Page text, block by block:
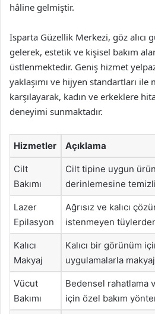
hâline gelmiştir.
Isparta Güzellik Merkezi, göz alıcı
gelerek, estetik ve kişisel bakım
üstlenmektedir. Geniş hizmet
yaklaşımı ve hijyen standartları
karşılayarak, kadın ve erkeklere
deneyimi sunmaktadır.
Hizmetler Açıklama
Cilt
Bakımı
Cilt tipine uygun
derinlemesine
Lazer
Epilasyon
Ağrısız ve kalıcı
istenmeyen
Kalıcı
Makyaj
Kalıcı bir görünüm
uygulamalarla
Vücut
Bakımı
Bedensel rahatlama
için özel bakım